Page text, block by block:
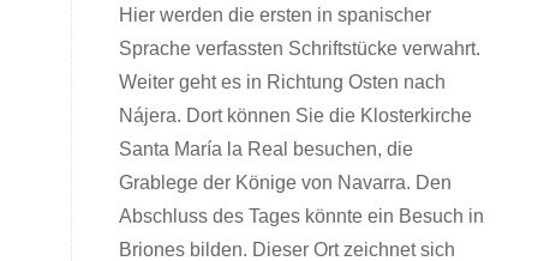
Hier werden die ersten in spanischer
Sprache verfassten Schriftstücke verwahrt.
Weiter geht es in Richtung Osten nach
Nájera. Dort können Sie die Klosterkirche
Santa María la Real besuchen, die
Grablege der Könige von Navarra. Den
Abschluss des Tages könnte ein Besuch in
Briones bilden. Dieser Ort zeichnet sich